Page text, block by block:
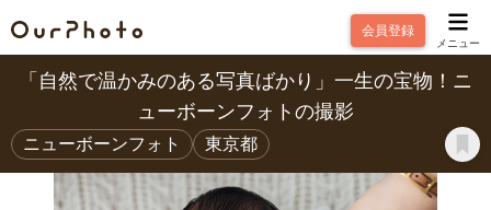
会員登録
メニュー
「自然で温かみのある写真ばかり」一生の宝物！ニ
ューボーンフォトの撮影
ニューボーンフォト 東京都